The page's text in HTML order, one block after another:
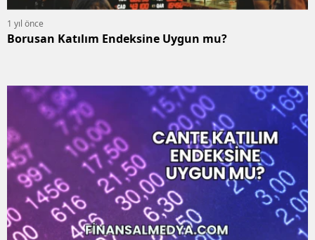
1 yıl önce
Borusan Katılım Endeksine Uygun mu?